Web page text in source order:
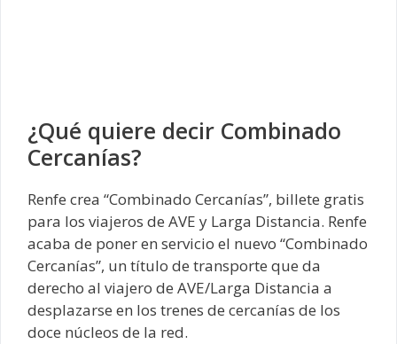
¿Qué quiere decir Combinado
Cercanías?
Renfe crea “Combinado Cercanías”, billete gratis
para los viajeros de AVE y Larga Distancia. Renfe
acaba de poner en servicio el nuevo “Combinado
Cercanías”, un título de transporte que da
derecho al viajero de AVE/Larga Distancia a
desplazarse en los trenes de cercanías de los
doce núcleos de la red.